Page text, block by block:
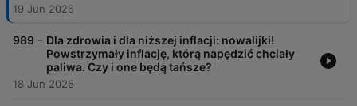
19 Jun 2026
989 - Dla zdrowia i dla niższej inflacji: nowalijki!
Powstrzymały inflację, którą napędzić chciały
paliwa. Czy i one będą tańsze?
18 Jun 2026